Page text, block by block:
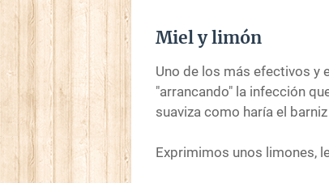
Miel y limón
Uno de los más efectivos y
"arrancando" la infección
suaviza como haría el
Exprimimos unos limones,